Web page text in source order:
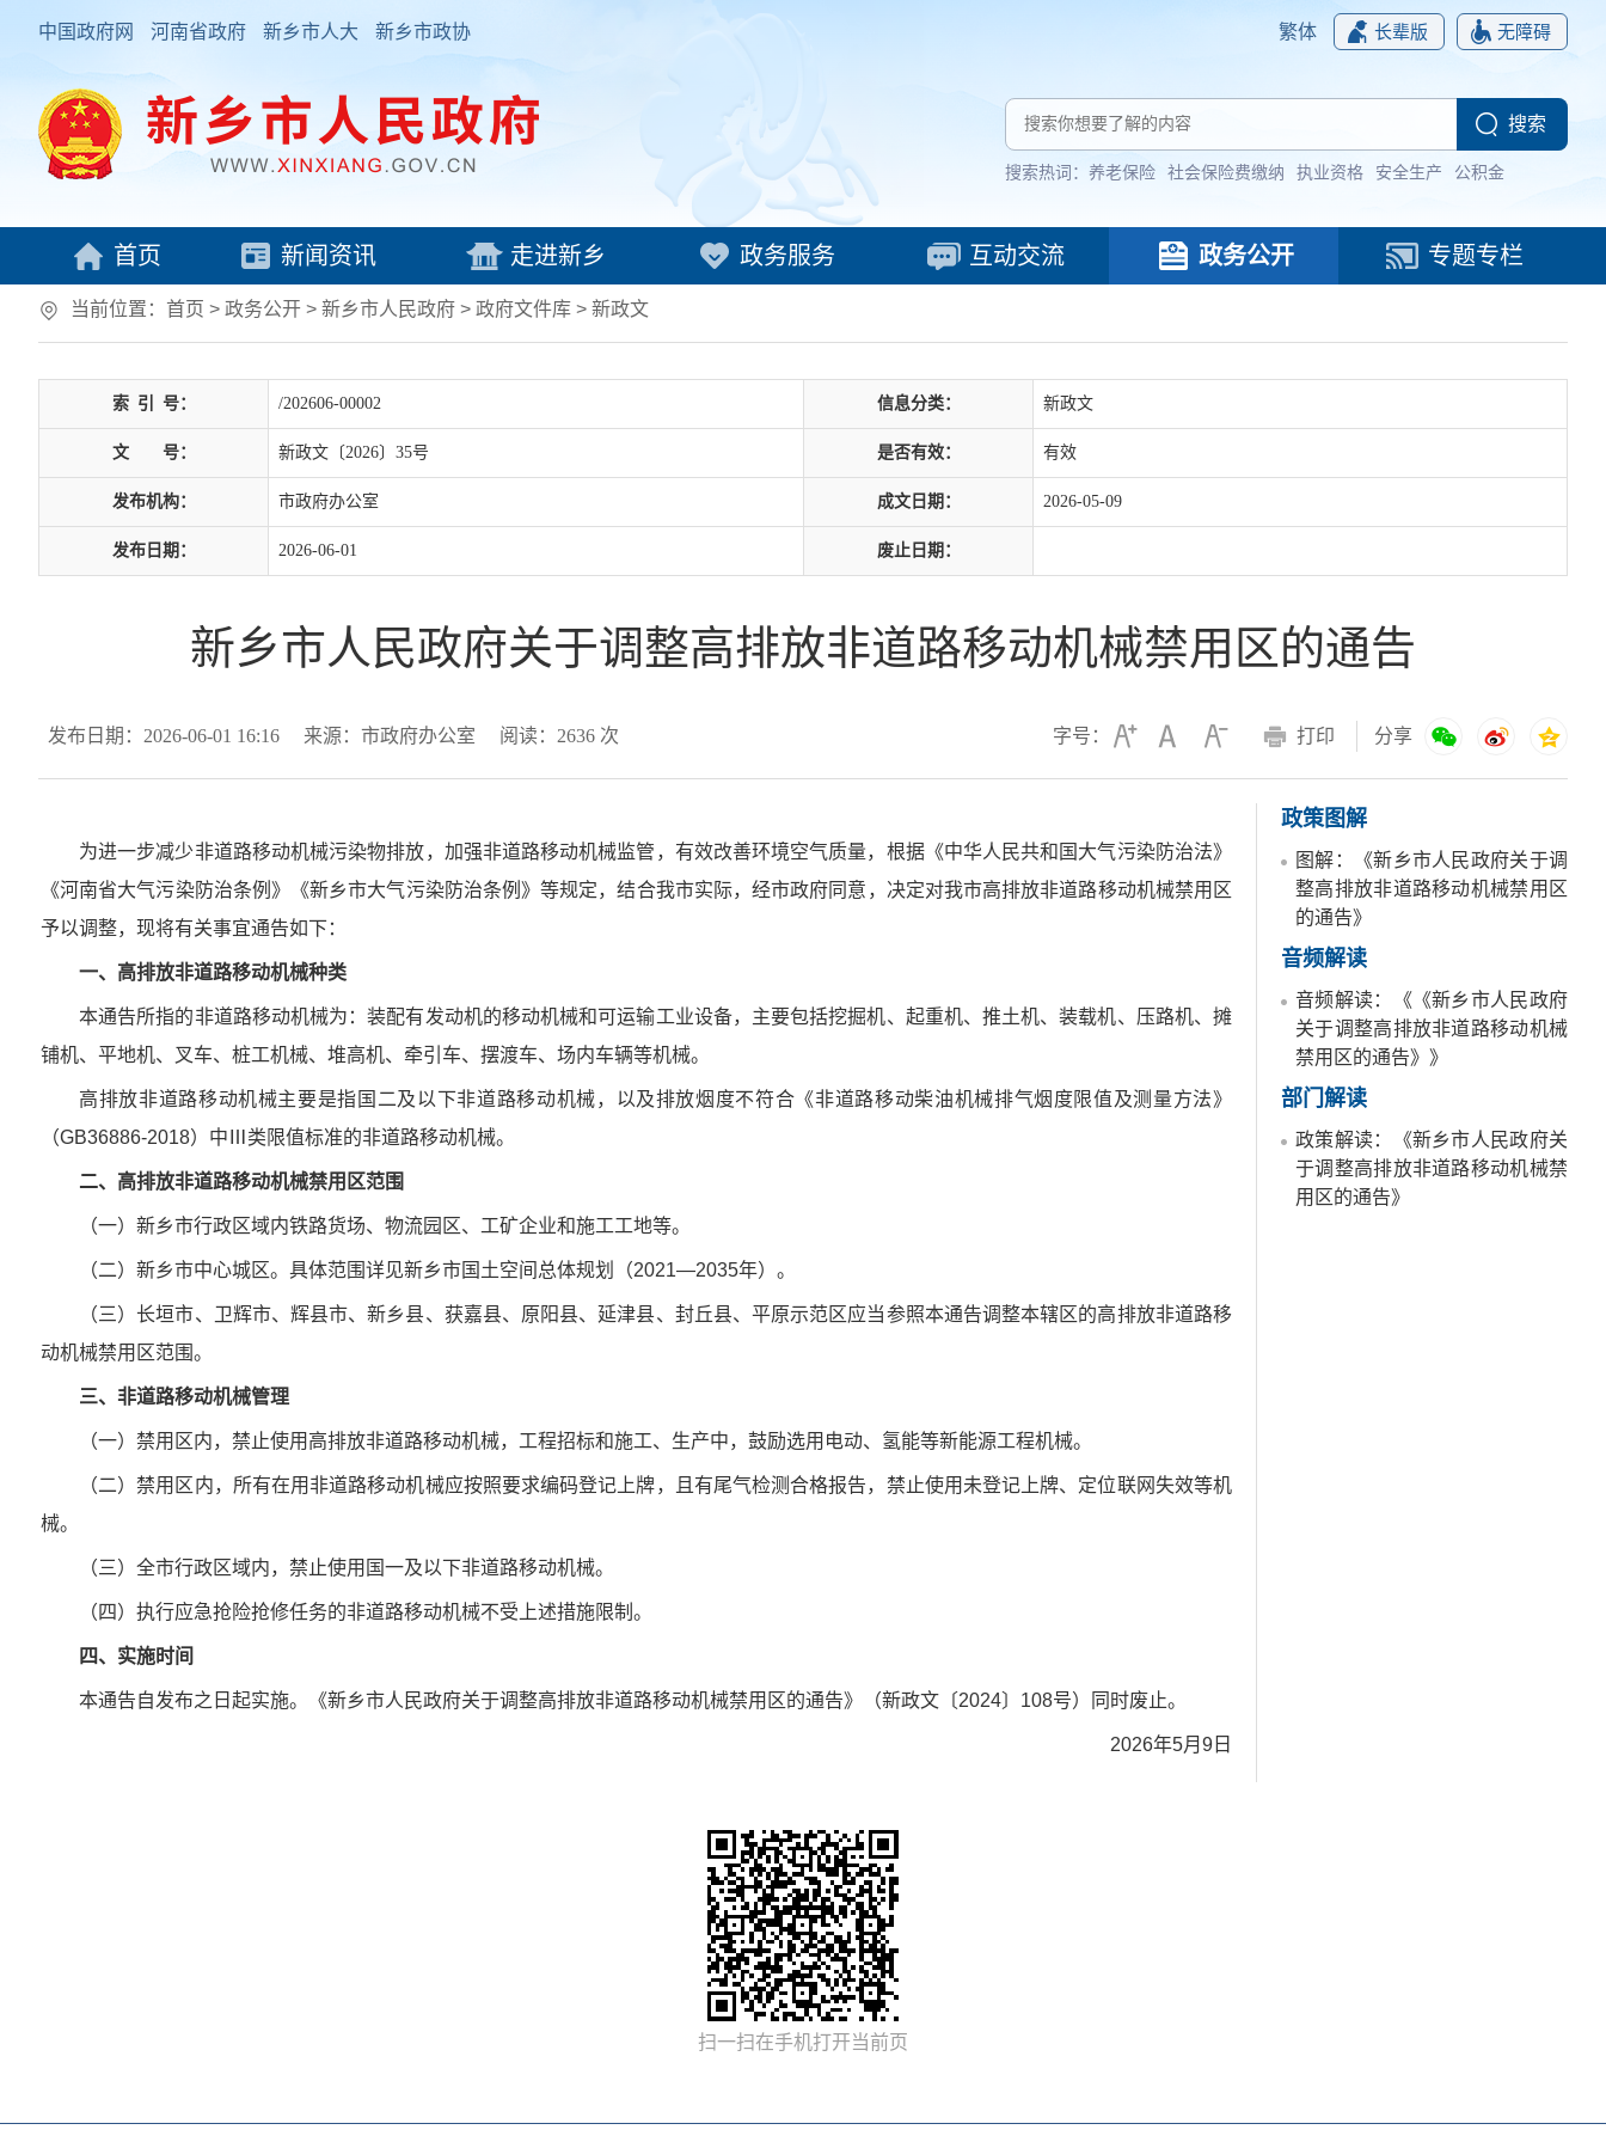
中国政府网 河南省政府 新乡市人大 新乡市政协 繁体 长辈版 无障碍
搜索热词： 养老保险 社会保险费缴纳 执业资格 安全生产 公积金
首页 新闻资讯 走进新乡 政务服务 互动交流 政务公开 专题专栏
当前位置： 首页 > 政务公开 > 新乡市人民政府 > 政府文件库 > 新政文
索 引 号： /202606-00002 信息分类： 新政文
文 号： 新政文〔2026〕35号 是否有效： 有效
发布机构： 市政府办公室 成文日期： 2026-05-09
发布日期： 2026-06-01 废止日期：
新乡市人民政府关于调整高排放非道路移动机械禁用区的通告
发布日期：2026-06-01 16:16 来源：市政府办公室 阅读： 2636 次 字号： 打印 分享
为进一步减少非道路移动机械污染物排放，加强非道路移动机械监管，有效改善环境空气质量，根据《中华人民共和国大气污染防治法》
《河南省大气污染防治条例》《新乡市大气污染防治条例》等规定，结合我市实际，经市政府同意，决定对我市高排放非道路移动机械禁用区
予以调整，现将有关事宜通告如下：
一、高排放非道路移动机械种类
本通告所指的非道路移动机械为：装配有发动机的移动机械和可运输工业设备，主要包括挖掘机、起重机、推土机、装载机、压路机、摊
铺机、平地机、叉车、桩工机械、堆高机、牵引车、摆渡车、场内车辆等机械。
高排放非道路移动机械主要是指国二及以下非道路移动机械，以及排放烟度不符合《非道路移动柴油机械排气烟度限值及测量方法》
（GB36886-2018）中Ⅲ类限值标准的非道路移动机械。
二、高排放非道路移动机械禁用区范围
（一）新乡市行政区域内铁路货场、物流园区、工矿企业和施工工地等。
（二）新乡市中心城区。具体范围详见新乡市国土空间总体规划（2021—2035年）。
（三）长垣市、卫辉市、辉县市、新乡县、获嘉县、原阳县、延津县、封丘县、平原示范区应当参照本通告调整本辖区的高排放非道路移
动机械禁用区范围。
三、非道路移动机械管理
（一）禁用区内，禁止使用高排放非道路移动机械，工程招标和施工、生产中，鼓励选用电动、氢能等新能源工程机械。
（二）禁用区内，所有在用非道路移动机械应按照要求编码登记上牌，且有尾气检测合格报告，禁止使用未登记上牌、定位联网失效等机
械。
（三）全市行政区域内，禁止使用国一及以下非道路移动机械。
（四）执行应急抢险抢修任务的非道路移动机械不受上述措施限制。
四、实施时间
本通告自发布之日起实施。《新乡市人民政府关于调整高排放非道路移动机械禁用区的通告》（新政文〔2024〕108号）同时废止。
2026年5月9日
政策图解
图解：《新乡市人民政府关于调
整高排放非道路移动机械禁用区
的通告》
音频解读
音频解读：《《新乡市人民政府
关于调整高排放非道路移动机械
禁用区的通告》》
部门解读
政策解读：《新乡市人民政府关
于调整高排放非道路移动机械禁
用区的通告》
扫一扫在手机打开当前页